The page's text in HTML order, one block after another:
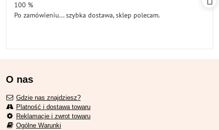
100 %
Po zamówieniu... szybka dostawa, sklep polecam.
O nas
Gdzie nas znajdziesz?
Platność i dostawa towaru
Reklamacje i zwrot towaru
Ogólne Warunki